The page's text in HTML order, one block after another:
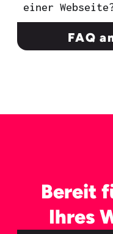
einer
FAQ
Bereit
Ihres